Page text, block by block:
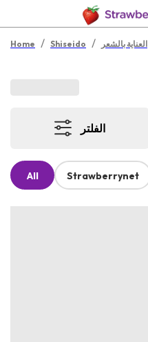
Home / Shiseido / العناية بالشعر
الفلتر
All Strawberrynet